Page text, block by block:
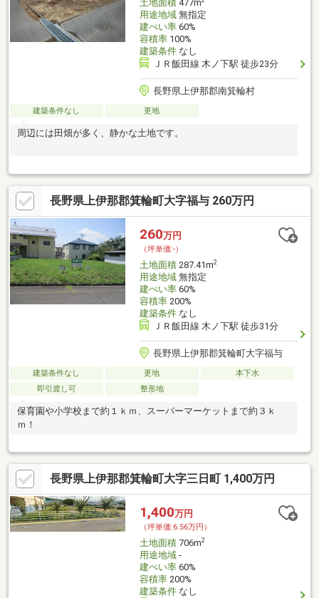
土地面積477m
用途地域無指定
建ぺい率60%
容積率100%
建築条件なし
ＪＲ飯田線 木ノ下駅 徒歩23分
長野県上伊那郡南箕輪村
建築条件なし 更地
周辺には田畑が多く、静かな土地です。
長野県上伊那郡箕輪町大字福与 260万円
260万円
（坪単価:-）
土地面積287.41m2
用途地域無指定
建ぺい率60%
容積率200%
建築条件なし
ＪＲ飯田線 木ノ下駅 徒歩31分
長野県上伊那郡箕輪町大字福与
建築条件なし 更地
本下水
即引渡し可
整形地
保育園や小学校まで約１ｋｍ、スーパーマーケットまで約３ｋ
ｍ！
長野県上伊那郡箕輪町大字三日町 1,400万円
1,400万円
（坪単価:6.56万円）
土地面積706m2
用途地域-
建ぺい率60%
容積率200%
建築条件なし